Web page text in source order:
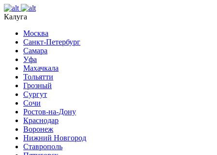
Калуга
Москва
Санкт-Петербург
Самара
Уфа
Махачкала
Тольятти
Грозный
Сургут
Сочи
Ростов-на-Дону
Краснодар
Воронеж
Нижний Новгород
Ставрополь